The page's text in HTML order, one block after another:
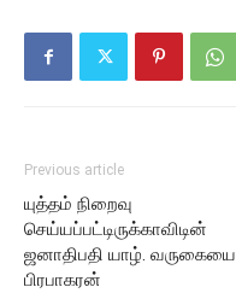
Previous article
யுத்தம் நிறைவு
செய்யப்பட்டிருக்காவிடின்
ஜனாதிபதி யாழ். வருகையை
பிரபாகரன்